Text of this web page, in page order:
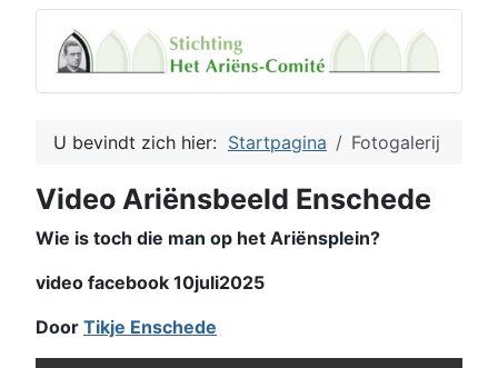
U bevindt zich hier: Startpagina Fotogalerij
Video Ariënsbeeld Enschede
Wie is toch die man op het Ariënsplein?
video facebook 10juli2025
Door Tikje Enschede